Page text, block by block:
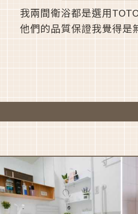
我兩間衛浴都是選用
他們的品質保證我覺得是